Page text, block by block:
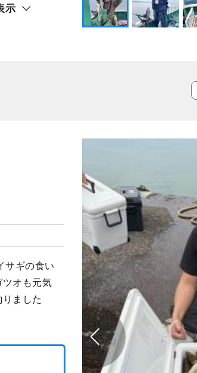
示
サギの食い
ツオも元気
ました